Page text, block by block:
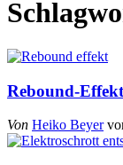
Rebound-
Von Heiko Beyer